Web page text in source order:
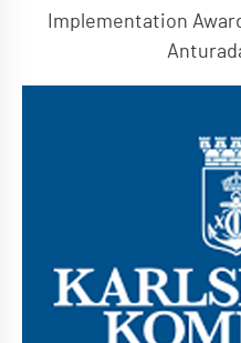
Implementation